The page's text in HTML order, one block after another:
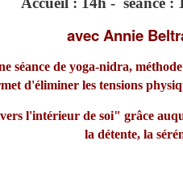
avec Annie
séance de yoga-nidra,
d'éliminer les tensions
l'intérieur de soi" grâce
la détente, la